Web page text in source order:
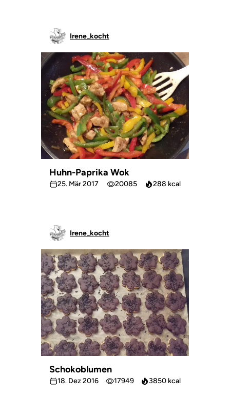
Irene_kocht
Huhn-Paprika Wok
25. Mär 2017 20085 288 kcal
Irene_kocht
Schokoblumen
18. Dez 2016 17949 3850 kcal